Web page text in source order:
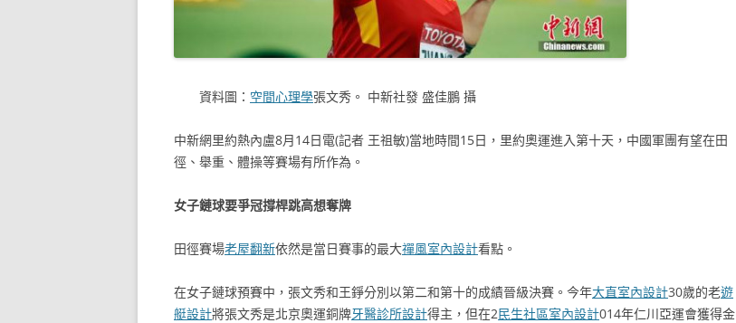
資料圖： 空間心理學張文秀。 中新社發 盛佳鵬 攝
中新網里約熱內盧8月14日電(記者 王祖敏)當地時間15日，里約奧運進入第十天，中國軍團有望在田
徑、舉重、體操等賽場有所作為。
女子鏈球要爭冠撐桿跳高想奪牌
田徑賽場老屋翻新依然是當日賽事的最大禪風室內設計看點。
在女子鏈球預賽中，張文秀和王錚分別以第二和第十的成績晉級決賽。今年大直室內設計30歲的老遊
艇設計將張文秀是北京奧運銅牌牙醫診所設計得主，但在2民生社區室內設計014年仁川亞運會獲得金